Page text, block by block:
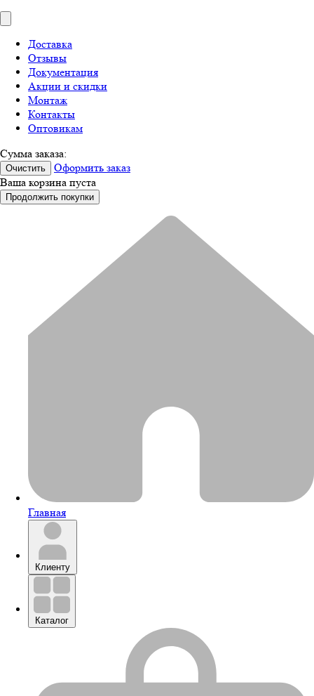
Доставка
Отзывы
Документация
Акции и скидки
Монтаж
Контакты
Оптовикам
Сумма заказа:
Очистить
Оформить заказ
Ваша корзина пуста
Продолжить покупки
Главная
Клиенту
Каталог